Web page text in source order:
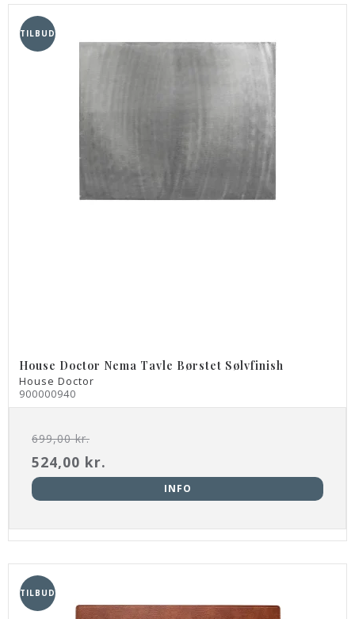
TILBUD
House Doctor Nema Tavle Børstet Sølvfinish
House Doctor
900000940
699,00 kr.
524,00 kr.
INFO
TILBUD